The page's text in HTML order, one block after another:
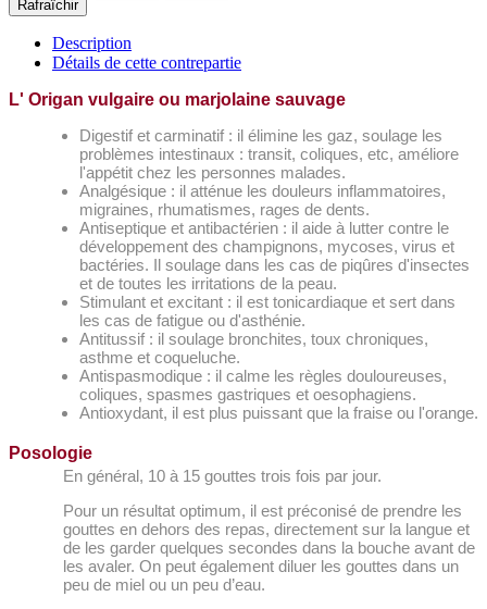
Description
Détails de cette contrepartie
L' Origan vulgaire ou marjolaine sauvage
Digestif et carminatif : il élimine les gaz, soulage les
problèmes intestinaux : transit, coliques, etc, améliore
l'appétit chez les personnes malades.
Analgésique : il atténue les douleurs inflammatoires,
migraines, rhumatismes, rages de dents.
Antiseptique et antibactérien : il aide à lutter contre le
développement des champignons, mycoses, virus et
bactéries. Il soulage dans les cas de piqûres d'insectes
et de toutes les irritations de la peau.
Stimulant et excitant : il est tonicardiaque et sert dans
les cas de fatigue ou d'asthénie.
Antitussif : il soulage bronchites, toux chroniques,
asthme et coqueluche.
Antispasmodique : il calme les règles douloureuses,
coliques, spasmes gastriques et oesophagiens.
Antioxydant, il est plus puissant que la fraise ou l'orange.
Posologie
En général, 10 à 15 gouttes trois fois par jour.
Pour un résultat optimum, il est préconisé de prendre les
gouttes en dehors des repas, directement sur la langue et
de les garder quelques secondes dans la bouche avant de
les avaler. On peut également diluer les gouttes dans un
peu de miel ou un peu d’eau.